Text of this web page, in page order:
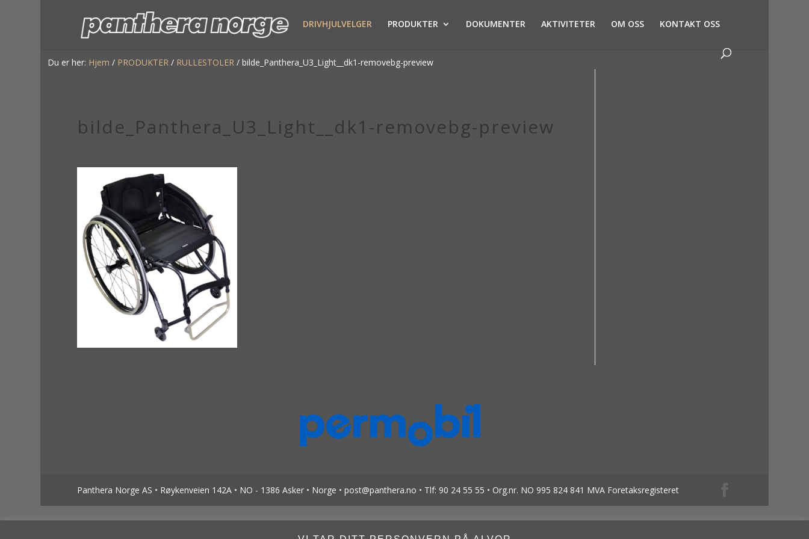
DRIVHJULVELGER PRODUKTER DOKUMENTER AKTIVITETER OM OSS KONTAKT OSS
Du er her: Hjem / PRODUKTER / RULLESTOLER /bilde_Panthera_U3_Light__dk1-removebg-preview
bilde_Panthera_U3_Light__dk1-removebg-preview
Panthera Norge AS • Røykenveien 142A • NO - 1386 Asker • Norge • post@panthera.no • Tlf: 90 24 55 55 • Org.nr. NO 995 824 841 MVA Foretaksregisteret